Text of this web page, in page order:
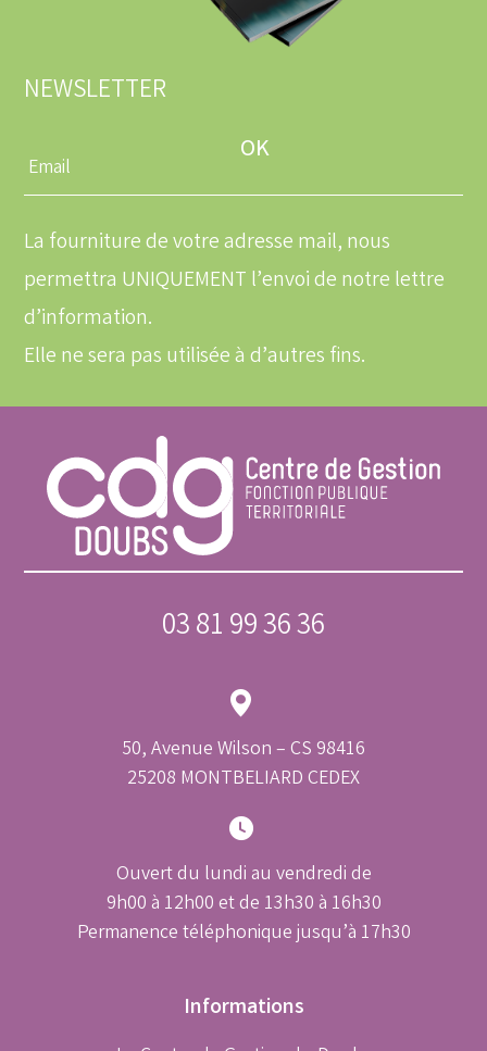
NEWSLETTER
Entrez
une
email
La fourniture de votre adresse mail, nous
permettra UNIQUEMENT l’envoi de notre lettre
d’information.
Elle ne sera pas utilisée à d’autres fins.
03 81 99 36 36
50, Avenue Wilson – CS 98416
25208 MONTBELIARD CEDEX
Ouvert du lundi au vendredi de
9h00 à 12h00 et de 13h30 à 16h30
Permanence téléphonique jusqu’à 17h30
Informations